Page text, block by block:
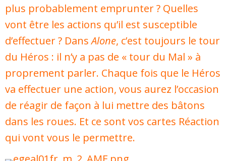
plus probablement emprunter ? Quelles
vont être les actions qu’il est susceptible
d’effectuer ? DansAlone, c’est toujours le tour
du Héros : il n’y a pas de « tour du Mal » à
proprement parler. Chaque fois que le Héros
va effectuer une action, vous aurez l’occasion
de réagir de façon à lui mettre des bâtons
dans les roues. Et ce sont vos cartes Réaction
qui vont vous le permettre.